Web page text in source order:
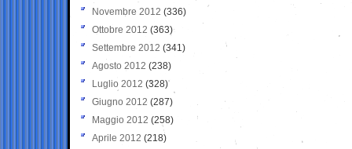
Novembre 2012 (336)
Ottobre 2012 (363)
Settembre 2012 (341)
Agosto 2012 (238)
Luglio 2012 (328)
Giugno 2012 (287)
Maggio 2012 (258)
Aprile 2012 (218)